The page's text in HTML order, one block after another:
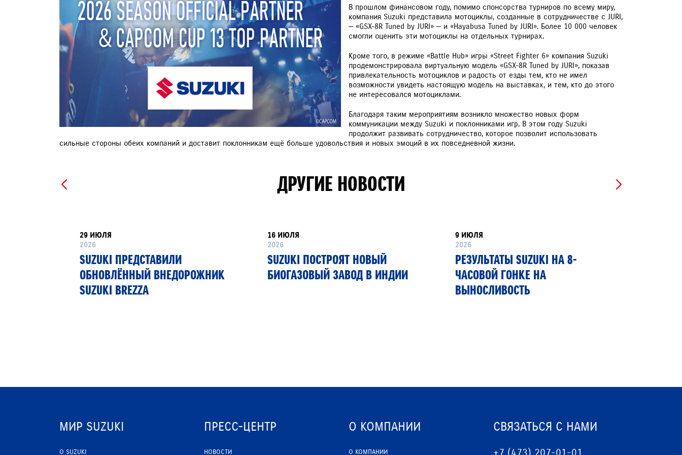
VITARA JIMNY
ЗАПИСЬ НА ТО РАССЧИТАТЬ ТО СЕРВИСНЫЕ КАМПАНИИ
В прошлом финансовом году, помимо спонсорства турниров по всему миру,
компания Suzuki представила мотоциклы, созданные в сотрудничестве с JURI,
— «GSX-8R Tuned by JURI» — и «Hayabusa Tuned by JURI». Более 10 000 человек
смогли оценить эти мотоциклы на отдельных турнирах.
Кроме того, в режиме «Battle Hub» игры «Street Fighter 6» компания Suzuki
продемонстрировала виртуальную модель «GSX-8R Tuned by JURI», показав
привлекательность мотоциклов и радость от езды тем, кто не имел
возможности увидеть настоящую модель на выставках, и тем, кто до этого
не интересовался мотоциклами.
Благодаря таким мероприятиям возникло множество новых форм
коммуникации между Suzuki и поклонниками игр. В этом году Suzuki
продолжит развивать сотрудничество, которое позволит использовать
сильные стороны обеих компаний и доставит поклонникам ещё больше удовольствия и новых эмоций в их повседневной жизни.
ДРУГИЕ НОВОСТИ
29 ИЮЛЯ
2026
SUZUKI ПРЕДСТАВИЛИ
ОБНОВЛЁННЫЙ ВНЕДОРОЖНИК
SUZUKI BREZZA
16 ИЮЛЯ
2026
SUZUKI ПОСТРОЯТ НОВЫЙ
БИОГАЗОВЫЙ ЗАВОД В ИНДИИ
9 ИЮЛЯ
2026
РЕЗУЛЬТАТЫ SUZUKI НА 8-
ЧАСОВОЙ ГОНКЕ НА
ВЫНОСЛИВОСТЬ
МИР SUZUKI
О SUZUKI
ПРЕСС-ЦЕНТР
НОВОСТИ
О КОМПАНИИ
О КОМПАНИИ
СВЯЗАТЬСЯ С НАМИ